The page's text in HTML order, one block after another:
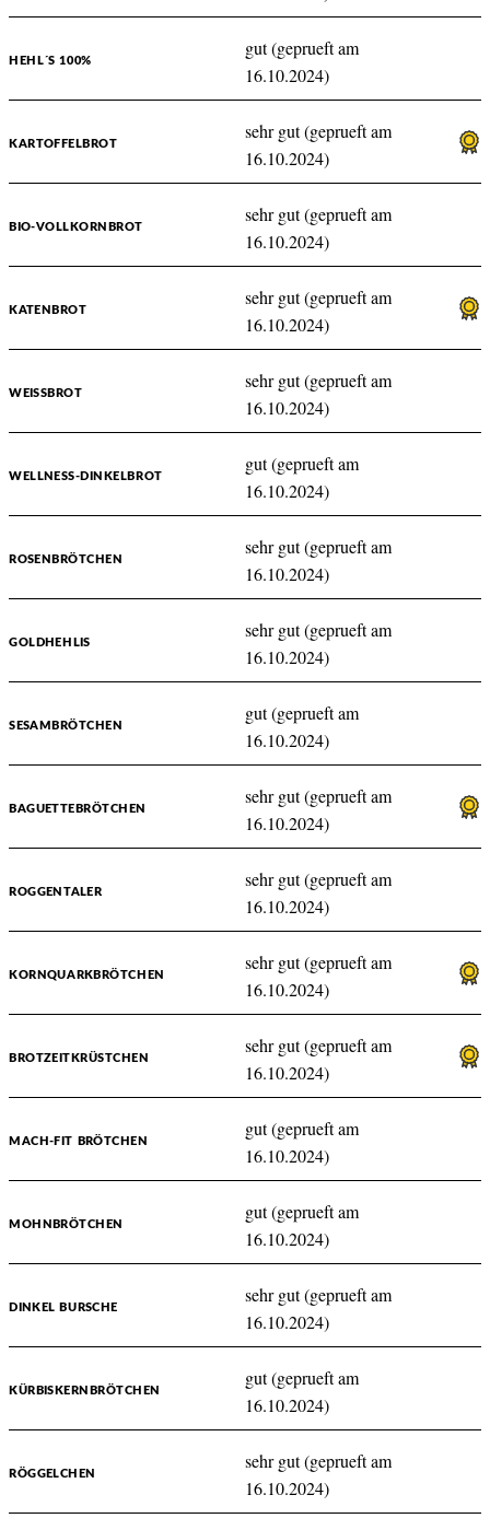
HEHL´S 100%
gut (geprueft am
16.10.2024)
KARTOFFELBROT
sehr gut (geprueft am
16.10.2024)
BIO-VOLLKORNBROT
sehr gut (geprueft am
16.10.2024)
KATENBROT
sehr gut (geprueft am
16.10.2024)
WEISSBROT
sehr gut (geprueft am
16.10.2024)
WELLNESS-DINKELBROT
gut (geprueft am
16.10.2024)
ROSENBRÖTCHEN
sehr gut (geprueft am
16.10.2024)
GOLDHEHLIS
sehr gut (geprueft am
16.10.2024)
SESAMBRÖTCHEN
gut (geprueft am
16.10.2024)
BAGUETTEBRÖTCHEN
sehr gut (geprueft am
16.10.2024)
ROGGENTALER
sehr gut (geprueft am
16.10.2024)
KORNQUARKBRÖTCHEN
sehr gut (geprueft am
16.10.2024)
BROTZEITKRÜSTCHEN
sehr gut (geprueft am
16.10.2024)
MACH-FIT BRÖTCHEN
gut (geprueft am
16.10.2024)
MOHNBRÖTCHEN
gut (geprueft am
16.10.2024)
DINKEL BURSCHE
sehr gut (geprueft am
16.10.2024)
KÜRBISKERNBRÖTCHEN
gut (geprueft am
16.10.2024)
RÖGGELCHEN
sehr gut (geprueft am
16.10.2024)